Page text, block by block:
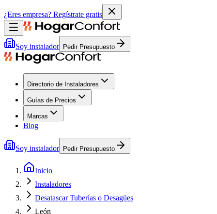
¿Eres empresa? Regístrate gratis
Soy instalador Pedir Presupuesto
Directorio de Instaladores
Guías de Precios
Marcas
Blog
Soy instalador Pedir Presupuesto
Inicio
Instaladores
Desatascar Tuberías o Desagües
León